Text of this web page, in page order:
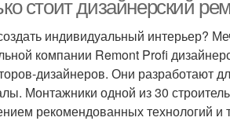
стоит дизайнерский
индивидуальный интерьер?
компании Remont Profi
дизайнеров. Они разработают
Монтажники одной из 30
рекомендованных технологий и